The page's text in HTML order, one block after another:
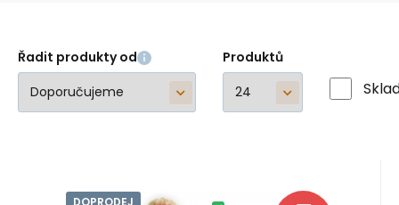
Řadit produkty od Produktů
DOPRODEJ